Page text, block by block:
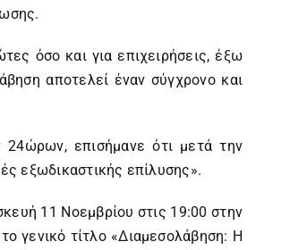
όσο και για επιχειρήσεις, έξω
αποτελεί έναν σύγχρονο και
επισήμανε ότι μετά την
εξωδικαστικής επίλυσης».
11 Νοεμβρίου στις 19:00 στην
γενικό τίτλο «Διαμεσολάβηση: Η